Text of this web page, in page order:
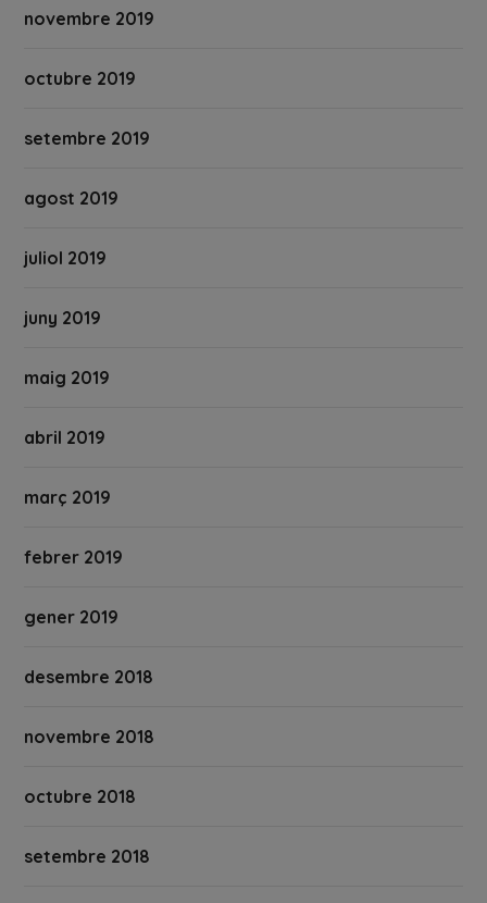
novembre 2019
octubre 2019
setembre 2019
agost 2019
juliol 2019
juny 2019
maig 2019
abril 2019
març 2019
febrer 2019
gener 2019
desembre 2018
novembre 2018
octubre 2018
setembre 2018